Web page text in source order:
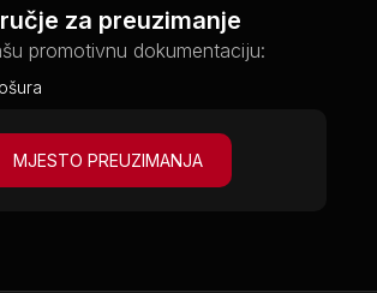
za preuzimanje
promotivnu dokumentaciju:
MJESTO PREUZIMANJA